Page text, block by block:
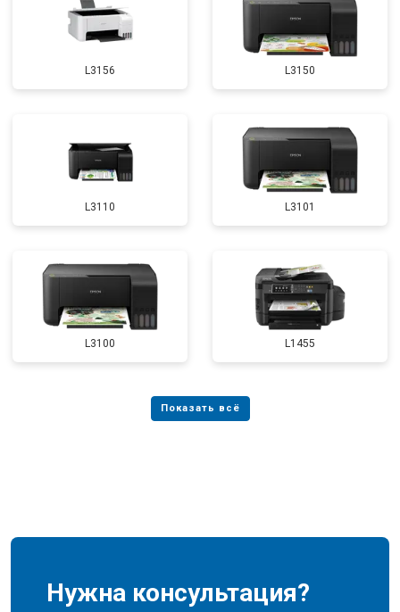
L3156 L3150
L3110 L3101
L3100 L1455
Нужна консультация?